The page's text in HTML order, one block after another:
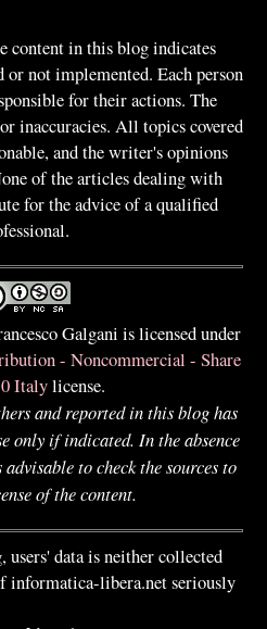
content in this blog indicates
not implemented. Each person
for their actions. The
inaccuracies. All topics covered
and the writer's opinions
of the articles dealing with
for the advice of a qualified
Galgani is licensed under
- Noncommercial - Share
Italylicense.
and reported in this blog has
only if indicated. In the absence
to check the sources to
of the content.
users' data is neither collected
informatica-libera.net seriously